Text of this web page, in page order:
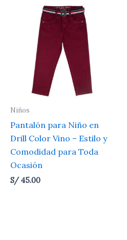
Niños
Pantalón para Niño en
Drill Color Vino – Estilo y
Comodidad para Toda
Ocasión
S/45.00